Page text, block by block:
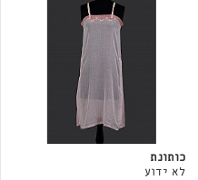
כותונת
לא ידוע